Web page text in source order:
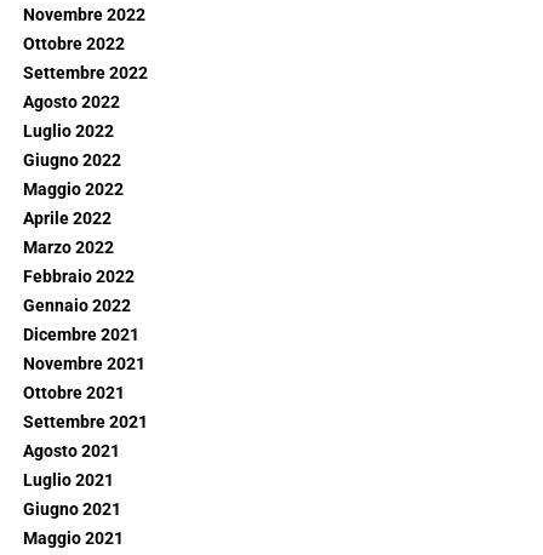
Novembre 2022
Ottobre 2022
Settembre 2022
Agosto 2022
Luglio 2022
Giugno 2022
Maggio 2022
Aprile 2022
Marzo 2022
Febbraio 2022
Gennaio 2022
Dicembre 2021
Novembre 2021
Ottobre 2021
Settembre 2021
Agosto 2021
Luglio 2021
Giugno 2021
Maggio 2021